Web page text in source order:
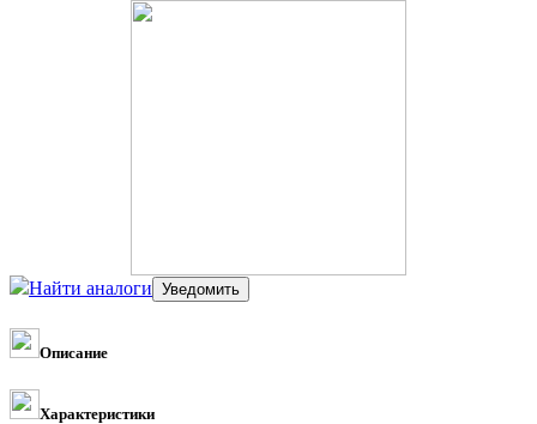
Найти аналоги
Описание
Характеристики